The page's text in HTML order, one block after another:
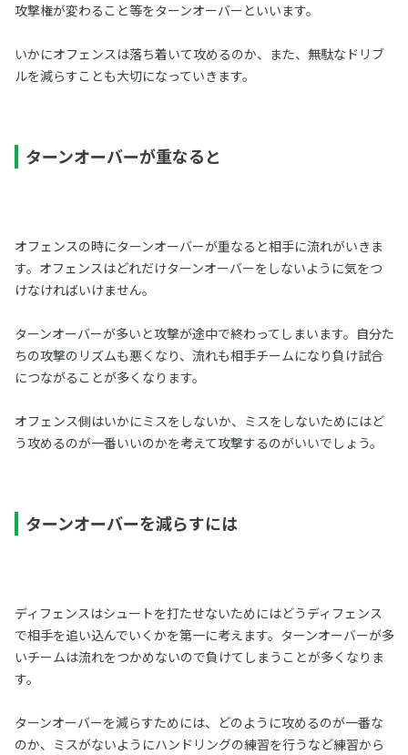
攻撃権が変わること等をターンオーバーといいます。
いかにオフェンスは落ち着いて攻めるのか、また、無駄なドリブ
ルを減らすことも大切になっていきます。
ターンオーバーが重なると
オフェンスの時にターンオーバーが重なると相手に流れがいきま
す。オフェンスはどれだけターンオーバーをしないように気をつ
けなければいけません。
ターンオーバーが多いと攻撃が途中で終わってしまいます。自分た
ちの攻撃のリズムも悪くなり、流れも相手チームになり負け試合
につながることが多くなります。
オフェンス側はいかにミスをしないか、ミスをしないためにはど
う攻めるのが一番いいのかを考えて攻撃するのがいいでしょう。
ターンオーバーを減らすには
ディフェンスはシュートを打たせないためにはどうディフェンス
で相手を追い込んでいくかを第一に考えます。ターンオーバーが多
いチームは流れをつかめないので負けてしまうことが多くなりま
す。
ターンオーバーを減らすためには、どのように攻めるのが一番な
のか、ミスがないようにハンドリングの練習を行うなど練習から